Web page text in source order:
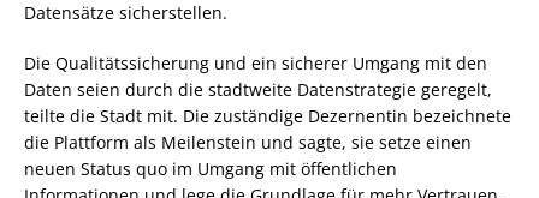
Datensätze sicherstellen.
Die Qualitätssicherung und ein sicherer Umgang mit den
Daten seien durch die stadtweite Datenstrategie geregelt,
teilte die Stadt mit. Die zuständige Dezernentin bezeichnete
die Plattform als Meilenstein und sagte, sie setze einen
neuen Status quo im Umgang mit öffentlichen